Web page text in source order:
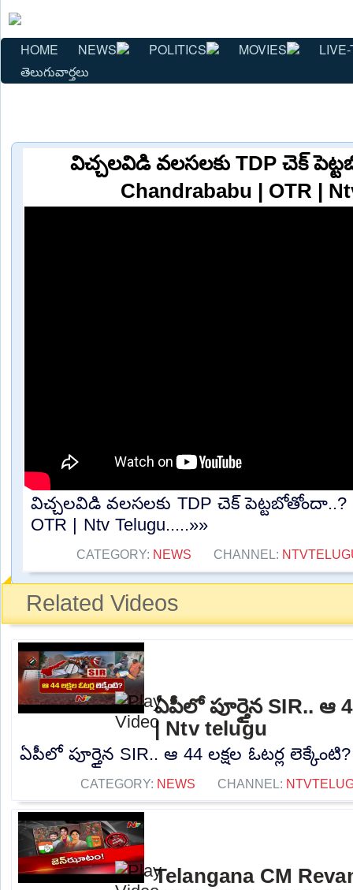
HOME NEWS POLITICS MOVIES
తెలుగువార్తలు
విచ్చలవిడి వలసలకు TDP చెక్
Chandrababu | OTR |
విచ్చలవిడి వలసలకు TDP చెక్ పెట్టబోతోందా..? |
OTR | Ntv Telugu.....»»
CATEGORY: NEWS CHANNEL:
Related Videos
ఏపీలో పూర్తైన SIR.. ఆ
| Ntv telugu
ఏపీలో పూర్తైన SIR.. ఆ 44 లక్షల ఓటర్ల
CATEGORY: NEWS CHANNEL:
Telangana CM